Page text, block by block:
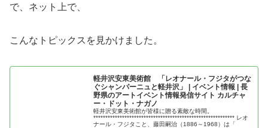
で、ネット上で、
こんなトピックスを見かけました。
軽井沢安東美術館 「レオナール・フジタがつな
ぐシャンパーニュと軽井沢」 | イベント情報 | 長
野県のアートイベント情報発信サイト カルチャ
ー・ドット・ナガノ
軽井沢安東美術館が皆様に贈る素敵な時間。
*********************************************************** レオ
ナール・フジタこと、藤田嗣治（1886～1968）は「